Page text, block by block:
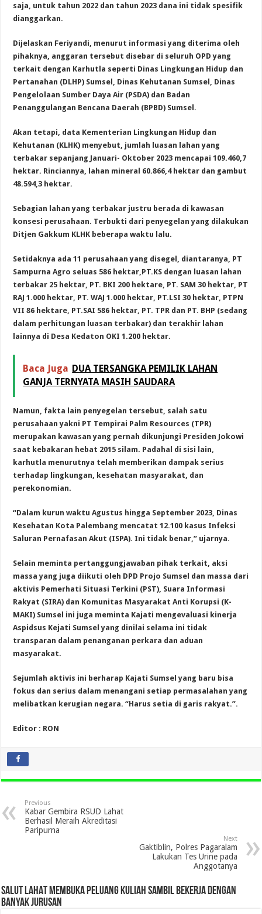
saja, untuk tahun 2022 dan tahun 2023 dana ini tidak spesifik
dianggarkan.
Dijelaskan Feriyandi, menurut informasi yang diterima oleh
pihaknya, anggaran tersebut disebar di seluruh OPD yang
terkait dengan Karhutla seperti Dinas Lingkungan Hidup dan
Pertanahan (DLHP) Sumsel, Dinas Kehutanan Sumsel, Dinas
Pengelolaan Sumber Daya Air (PSDA) dan Badan
Penanggulangan Bencana Daerah (BPBD) Sumsel.
Akan tetapi, data Kementerian Lingkungan Hidup dan
Kehutanan (KLHK) menyebut, jumlah luasan lahan yang
terbakar sepanjang Januari- Oktober 2023 mencapai 109.460,7
hektar. Rinciannya, lahan mineral 60.866,4 hektar dan gambut
48.594,3 hektar.
Sebagian lahan yang terbakar justru berada di kawasan
konsesi perusahaan. Terbukti dari penyegelan yang dilakukan
Ditjen Gakkum KLHK beberapa waktu lalu.
Setidaknya ada 11 perusahaan yang disegel, diantaranya, PT
Sampurna Agro seluas 586 hektar,PT.KS dengan luasan lahan
terbakar 25 hektar, PT. BKI 200 hektare, PT. SAM 30 hektar, PT
RAJ 1.000 hektar, PT. WAJ 1.000 hektar, PT.LSI 30 hektar, PTPN
VII 86 hektare, PT.SAI 586 hektar, PT. TPR dan PT. BHP (sedang
dalam perhitungan luasan terbakar) dan terakhir lahan
lainnya di Desa Kedaton OKI 1.200 hektar.
Baca Juga DUA TERSANGKA PEMILIK LAHAN
GANJA TERNYATA MASIH SAUDARA
Namun, fakta lain penyegelan tersebut, salah satu
perusahaan yakni PT Tempirai Palm Resources (TPR)
merupakan kawasan yang pernah dikunjungi Presiden Jokowi
saat kebakaran hebat 2015 silam. Padahal di sisi lain,
karhutla menurutnya telah memberikan dampak serius
terhadap lingkungan, kesehatan masyarakat, dan
perekonomian.
“Dalam kurun waktu Agustus hingga September 2023, Dinas
Kesehatan Kota Palembang mencatat 12.100 kasus Infeksi
Saluran Pernafasan Akut (ISPA). Ini tidak benar,” ujarnya.
Selain meminta pertanggungjawaban pihak terkait, aksi
massa yang juga diikuti oleh DPD Projo Sumsel dan massa dari
aktivis Pemerhati Situasi Terkini (PST), Suara Informasi
Rakyat (SIRA) dan Komunitas Masyarakat Anti Korupsi (K-
MAKI) Sumsel ini juga meminta Kajati mengevaluasi kinerja
Aspidsus Kejati Sumsel yang dinilai selama ini tidak
transparan dalam penanganan perkara dan aduan
masyarakat.
Sejumlah aktivis ini berharap Kajati Sumsel yang baru bisa
fokus dan serius dalam menangani setiap permasalahan yang
melibatkan kerugian negara. “Harus setia di garis rakyat.”.
Editor : RON
Previous
Kabar Gembira RSUD Lahat
Berhasil Meraih Akreditasi
Paripurna
Next
Gaktiblin, Polres Pagaralam
Lakukan Tes Urine pada
Anggotanya
SALUT LAHAT MEMBUKA PELUANG KULIAH SAMBIL BEKERJA DENGAN
BANYAK JURUSAN